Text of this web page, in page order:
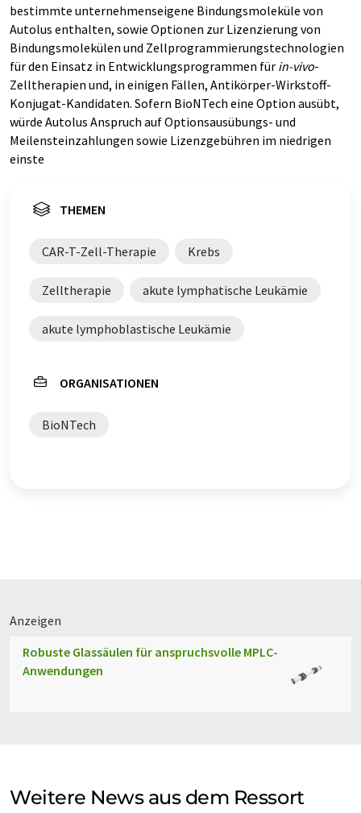
bestimmte unternehmenseigene Bindungsmoleküle von
Autolus enthalten, sowie Optionen zur Lizenzierung von
Bindungsmolekülen und Zellprogrammierungstechnologien
für den Einsatz in Entwicklungsprogrammen für in-vivo-
Zelltherapien und, in einigen Fällen, Antikörper-Wirkstoff-
Konjugat-Kandidaten. Sofern BioNTech eine Option ausübt,
würde Autolus Anspruch auf Optionsausübungs- und
Meilensteinzahlungen sowie Lizenzgebühren im niedrigen
einste
THEMEN
CAR-T-Zell-Therapie Krebs
Zelltherapie akute lymphatische Leukämie
akute lymphoblastische Leukämie
ORGANISATIONEN
BioNTech
Anzeigen
Robuste Glassäulen für anspruchsvolle MPLC-
Anwendungen
Weitere News aus dem Ressort